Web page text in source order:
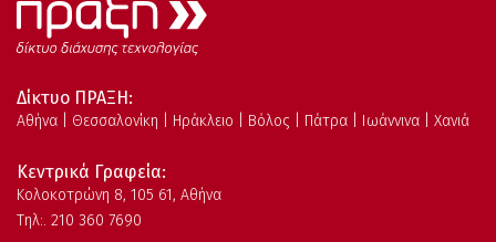
Δίκτυο ΠΡΑΞΗ:
Αθήνα | Θεσσαλονίκη | Ηράκλειο | Βόλος | Πάτρα | Ιωάννινα | Χανιά
Κεντρικά Γραφεία:
Kολοκοτρώνη 8, 105 61, Αθήνα
Τηλ:. 210 360 7690